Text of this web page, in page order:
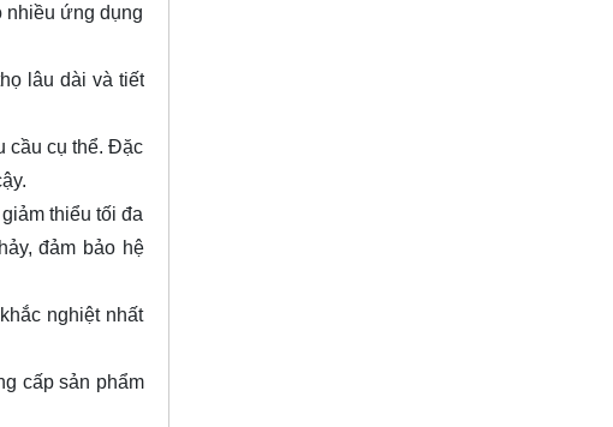
nhiều ứng dụng
lâu dài và tiết
cầu cụ thể. Đặc
thiểu tối đa
đảm bảo hệ
nghiệt nhất
cấp sản phẩm